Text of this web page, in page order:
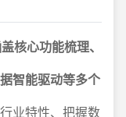
核心功能梳理、
智能驱动等多个
业特性、把握数